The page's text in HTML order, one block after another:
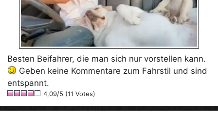
Besten Beifahrer, die man sich nur vorstellen kann.
Geben keine Kommentare zum Fahrstil und sind
entspannt.
4,09/5 (11 Votes)